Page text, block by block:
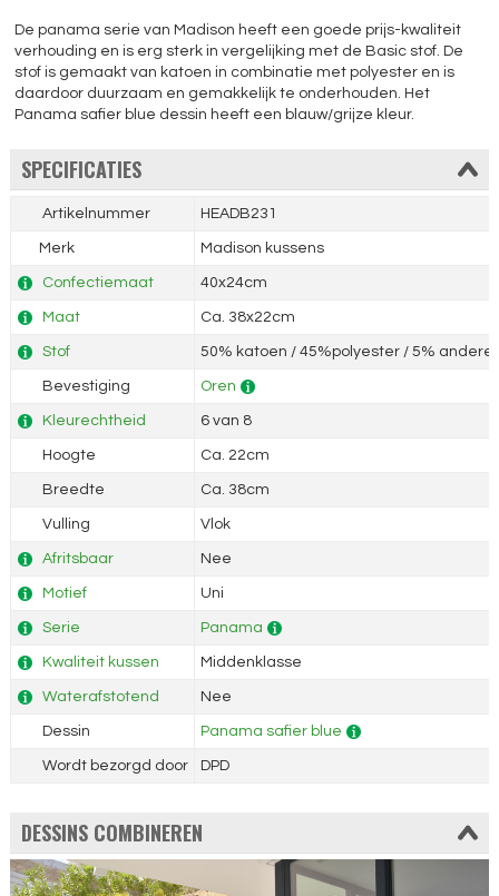
De panama serie van Madison heeft een goede prijs-kwaliteit
verhouding en is erg sterk in vergelijking met de Basic stof. De
stof is gemaakt van katoen in combinatie met polyester en is
daardoor duurzaam en gemakkelijk te onderhouden. Het
Panama safier blue dessin heeft een blauw/grijze kleur.
SPECIFICATIES
Artikelnummer HEADB231
Merk Madison kussens
Confectiemaat 40x24cm
Maat Ca. 38x22cm
Stof 50% katoen / 45%polyester / 5% andere
Bevestiging Oren
Kleurechtheid 6 van 8
Hoogte Ca. 22cm
Breedte Ca. 38cm
Vulling Vlok
Afritsbaar Nee
Motief Uni
Serie Panama
Kwaliteit kussen Middenklasse
Waterafstotend Nee
Dessin Panama safier blue
Wordt bezorgd door DPD
DESSINS COMBINEREN